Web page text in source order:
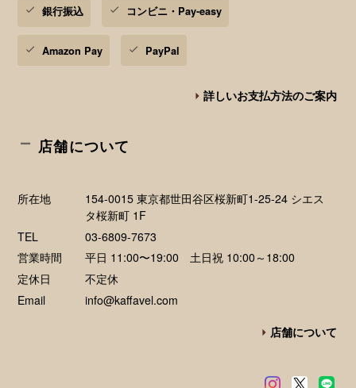
銀行振込 コンビニ・Pay-easy
Amazon Pay PayPal
詳しいお支払方法のご案内
店舗について
所在地
154-0015 東京都世田谷区桜新町1-25-24 シエス
タ桜新町 1F
TEL
03-6809-7673
営業時間
平日 11:00〜19:00 土日祝 10:00～18:00
定休日
不定休
Email
info@kaffavel.com
店舗について